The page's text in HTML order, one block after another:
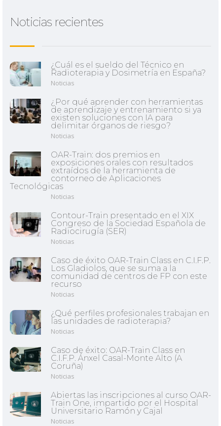
Noticias recientes
¿Cuál es el sueldo del Técnico en
Radioterapia y Dosimetría en España?
Noticias
¿Por qué aprender con herramientas
de aprendizaje y entrenamiento si ya
existen soluciones con IA para
delimitar órganos de riesgo?
Noticias
OAR-Train: dos premios en
exposiciones orales con resultados
extraídos de la herramienta de
contorneo de Aplicaciones
Tecnológicas
Noticias
Contour-Train presentado en el XIX
Congreso de la Sociedad Española de
Radiocirugía (SER)
Noticias
Caso de éxito OAR-Train Class en C.I.F.P.
Los Gladiolos, que se suma a la
comunidad de centros de FP con este
recurso
Noticias
¿Qué perfiles profesionales trabajan en
las unidades de radioterapia?
Noticias
Caso de éxito: OAR-Train Class en
C.I.F.P. Ánxel Casal-Monte Alto (A
Coruña)
Noticias
Abiertas las inscripciones al curso OAR-
Train One, impartido por el Hospital
Universitario Ramón y Cajal
Noticias